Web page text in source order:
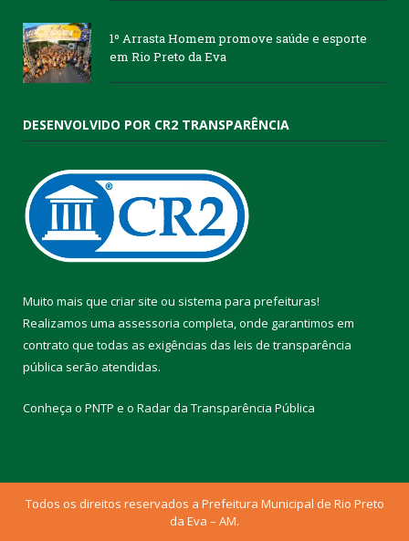
1º Arrasta Homem promove saúde e esporte
em Rio Preto da Eva
DESENVOLVIDO POR CR2 TRANSPARÊNCIA
Muito mais que criar site ou sistema para prefeituras!
Realizamos uma assessoria completa, onde garantimos em
contrato que todas as exigências das leis de transparência
pública serão atendidas.
Conheça o PNTP e o Radar da Transparência Pública
Todos os direitos reservados a Prefeitura Municipal de Rio Preto
da Eva – AM.